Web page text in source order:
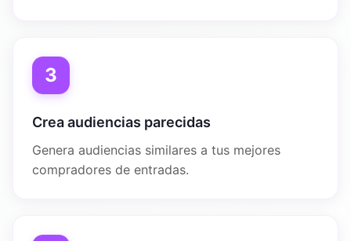
3
Crea audiencias parecidas
Genera audiencias similares a tus mejores
compradores de entradas.